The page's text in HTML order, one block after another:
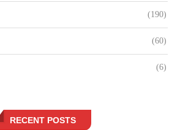
(190)
(60)
(6)
RECENT POSTS